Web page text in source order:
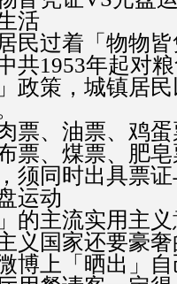
活
民过着「物物
共1953年起对
政策，城镇居
票、油票、鸡
票、煤票、肥
须同时出具票
运动
的主流实用主
义国家还要豪
博上「晒出」